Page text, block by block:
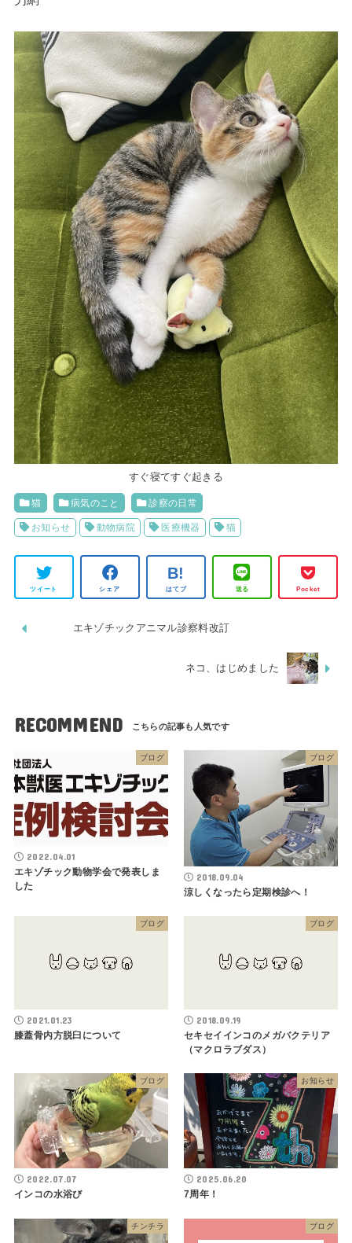
すぐ寝てすぐ起きる
猫 病気のこと 診察の日常
お知らせ 動物病院 医療機器 猫
ツイート シェア はてブ 送る Pocket
エキゾチックアニマル診察料改訂
ネコ、はじめました
RECOMMEND
ブログ
2022.04.01
エキゾチック動物学会で発表しま
した
ブログ
2018.09.04
涼しくなったら定期検診へ！
ブログ
2021.01.23
膝蓋骨内方脱臼について
ブログ
2018.09.19
セキセイインコのメガバクテリア
（マクロラブダス）
ブログ
2022.07.07
インコの水浴び
お知らせ
2025.06.20
7周年！
チンチラ ブログ